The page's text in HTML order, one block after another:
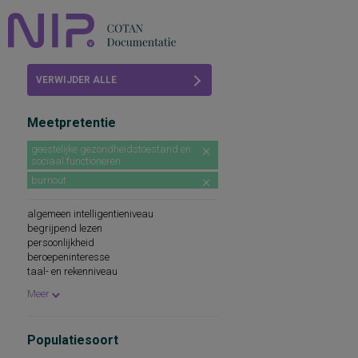
Abonneren
VERWIJDER ALLE
Meetpretentie
geestelijke gezondheidstoestand en
sociaal functioneren
burnout
algemeen intelligentieniveau
begrijpend lezen
persoonlijkheid
beroepeninteresse
taal- en rekenniveau
spellingsvaardigheid
persoonlijkheidseigenschappen
Meer
Populatiesoort